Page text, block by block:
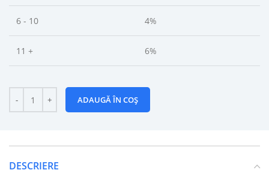
6 - 10 4%
11 + 6%
ADAUGĂ ÎN COȘ
DESCRIERE